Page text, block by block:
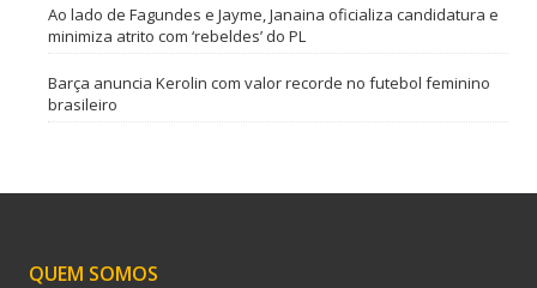
Ao lado de Fagundes e Jayme, Janaina oficializa candidatura e
minimiza atrito com ‘rebeldes’ do PL
Barça anuncia Kerolin com valor recorde no futebol feminino
brasileiro
QUEM SOMOS